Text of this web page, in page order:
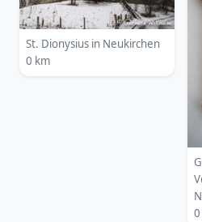
St. Dionysius in Neukirchen
0 km